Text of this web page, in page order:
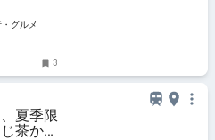
旅行・グルメ
3
夏季限
茶かき